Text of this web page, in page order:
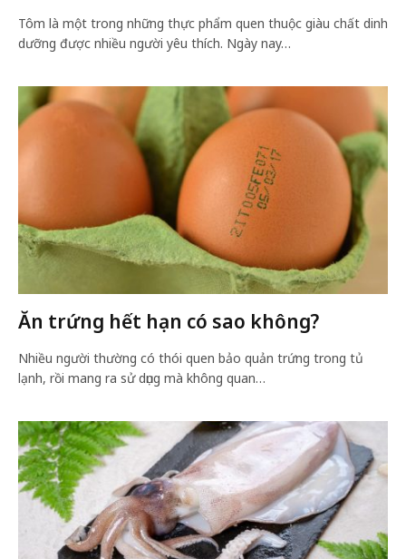
Tôm là một trong những thực phẩm quen thuộc giàu chất dinh
dưỡng được nhiều người yêu thích. Ngày nay…
Ăn trứng hết hạn có sao không?
Nhiều người thường có thói quen bảo quản trứng trong tủ
lạnh, rồi mang ra sử dụng mà không quan…